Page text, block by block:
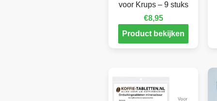
voor Krups – 9 stuks
€8,95
Product bekijken